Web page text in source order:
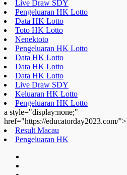
Live Draw SDY
Pengeluaran HK Lotto
Data HK Lotto
Toto HK Lotto
Nenektoto
Pengeluaran HK Lotto
Data HK Lotto
Data HK Lotto
Data HK Lotto
Live Draw SDY
Keluaran HK Lotto
Pengeluaran HK Lotto
a style="display:none;"
href="https://educatorday2023.com/
Result Macau
Pengeluaran HK